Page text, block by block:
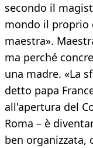
secondo il
mondo il proprio
maestra».
ma perché
una madre. «La
detto papa
all'apertura del
Roma – è
ben organizzata,